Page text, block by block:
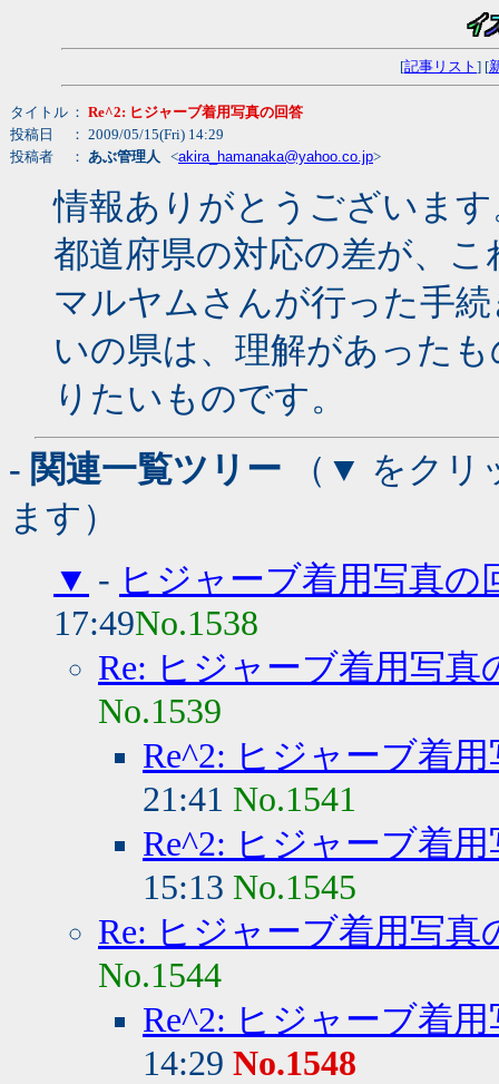
[記事リスト ] [
タイトル ： Re^2: ヒジャーブ着用写真の回答
投稿日
： 2009/05/15(Fri) 14:29
投稿者
： あぶ管理人 <akira_hamanaka@yahoo.co.jp>
情報ありがとうございま
都道府県の対応の差が、
マルヤムさんが行った手
いの県は、理解があった
りたいものです。
- 関連一覧ツリー （▼ をクリ
ます）
▼ - ヒジャーブ着用写真の
17:49No.1538
Re: ヒジャーブ着用写真
No.1539
Re^2: ヒジャーブ着
21:41 No.1541
Re^2: ヒジャーブ着
15:13 No.1545
Re: ヒジャーブ着用写真
No.1544
Re^2: ヒジャーブ着
14:29 No.1548